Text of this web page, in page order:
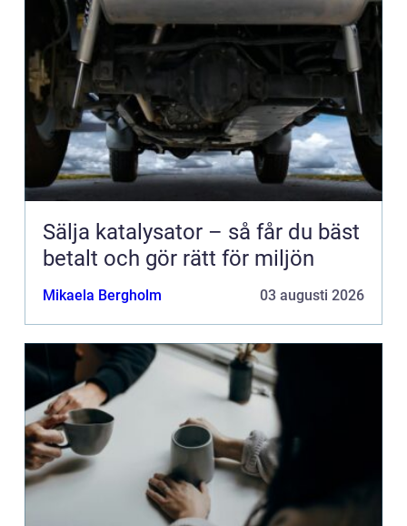
Sälja katalysator – så får du bäst
betalt och gör rätt för miljön
Mikaela Bergholm 03 augusti 2026